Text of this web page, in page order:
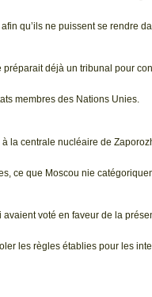
qu’ils ne puissent se rendre
préparait déjà un tribunal pour
membres des Nations Unies.
la centrale nucléaire de
ce que Moscou nie
voté en faveur de la
les règles établies pour les